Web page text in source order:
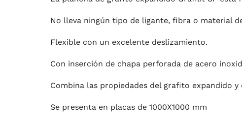
No lleva ningún tipo de ligante, fibra o material
Flexible con un excelente deslizamiento.
Con inserción de chapa perforada de acero
Combina las propiedades del grafito expandido y
Se presenta en placas de 1000X1000 mm